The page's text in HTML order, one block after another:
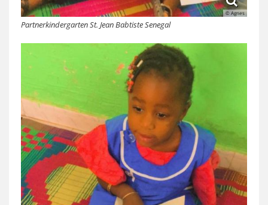
© Agnes
Partnerkindergarten St. Jean Babtiste Senegal